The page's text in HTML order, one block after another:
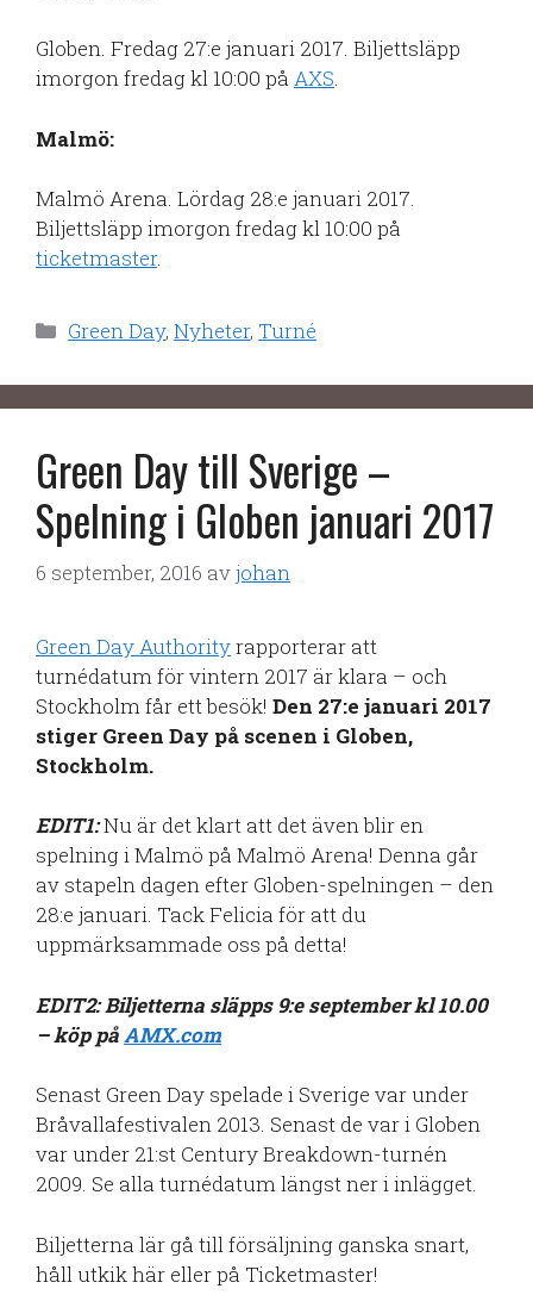
Globen. Fredag 27:e januari 2017. Biljettsläpp
imorgon fredag kl 10:00 på AXS.
Malmö:
Malmö Arena. Lördag 28:e januari 2017.
Biljettsläpp imorgon fredag kl 10:00 på
ticketmaster.
Kategorier
Green Day,Nyheter, Turné
Green Day till Sverige –
Spelning i Globen januari 2017
6 september, 2016 avjohan
Green Day Authorityrapporterar att
turnédatum för vintern 2017 är klara – och
Stockholm får ett besök! Den 27:e januari 2017
stiger Green Day på scenen i Globen,
Stockholm.
EDIT1:Nu är det klart att det även blir en
spelning i Malmö på Malmö Arena! Denna går
av stapeln dagen efter Globen-spelningen – den
28:e januari. Tack Felicia för att du
uppmärksammade oss på detta!
EDIT2: Biljetterna släpps 9:e september kl 10.00
– köp påAMX.com
Senast Green Day spelade i Sverige var under
Bråvallafestivalen 2013. Senast de var i Globen
var under 21:st Century Breakdown-turnén
2009. Se alla turnédatum längst ner i inlägget.
Biljetterna lär gå till försäljning ganska snart,
håll utkik här eller på Ticketmaster!